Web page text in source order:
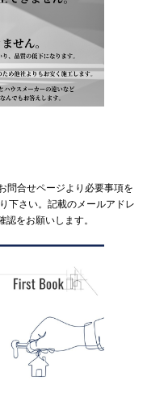
問合せページより必要事項を
下さい。記載のメールアドレ
をお願いします。